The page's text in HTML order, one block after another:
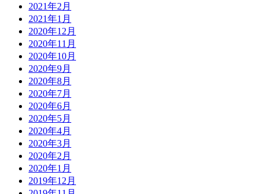
2021年2月
2021年1月
2020年12月
2020年11月
2020年10月
2020年9月
2020年8月
2020年7月
2020年6月
2020年5月
2020年4月
2020年3月
2020年2月
2020年1月
2019年12月